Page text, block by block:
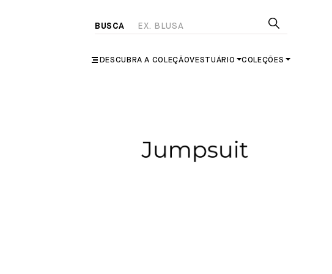
DESCUBRA A COLEÇÃOVESTUÁRIO COLEÇÕES
JUMPSUIT | MACACÃO